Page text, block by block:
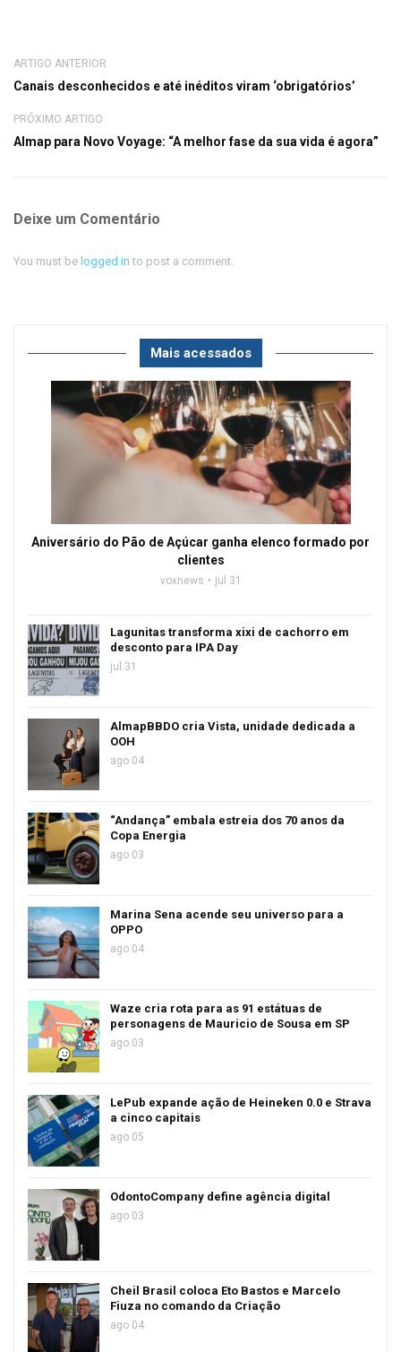
ARTIGO ANTERIOR
Canais desconhecidos e até inéditos viram ‘obrigatórios’
PRÓXIMO ARTIGO
Almap para Novo Voyage: “A melhor fase da sua vida é agora”
Deixe um Comentário
You must be logged in to post a comment.
Mais acessados
Aniversário do Pão de Açúcar ganha elenco formado por
clientes
voxnews jul 31
Lagunitas transforma xixi de cachorro em
desconto para IPA Day
jul 31
AlmapBBDO cria Vista, unidade dedicada a
OOH
ago 04
“Andança” embala estreia dos 70 anos da
Copa Energia
ago 03
Marina Sena acende seu universo para a
OPPO
ago 04
Waze cria rota para as 91 estátuas de
personagens de Mauricio de Sousa em SP
ago 03
LePub expande ação de Heineken 0.0 e Strava
a cinco capitais
ago 05
OdontoCompany define agência digital
ago 03
Cheil Brasil coloca Eto Bastos e Marcelo
Fiuza no comando da Criação
ago 04